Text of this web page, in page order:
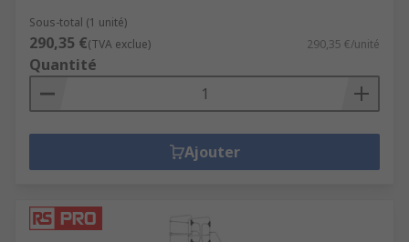
Sous-total (1 unité)
290,35 €(TVA exclue) 290,35 €/unité
Quantité
Ajouter